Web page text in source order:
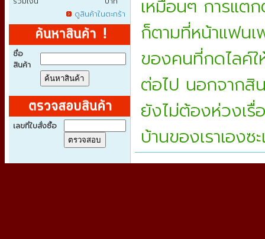
ดูสินค้าในตะกร้า
ชื่อ
สินค้า
เลขที่ใบสั่งซื้อ
เหมือนๆ การแต
ก็ตามที่หน้าแฟนเ
ของคนที่กดไลค์
ต่อไป นอกจากสิ
ยังไม่ต้องห่วงเ
บ้านของเราเองซ